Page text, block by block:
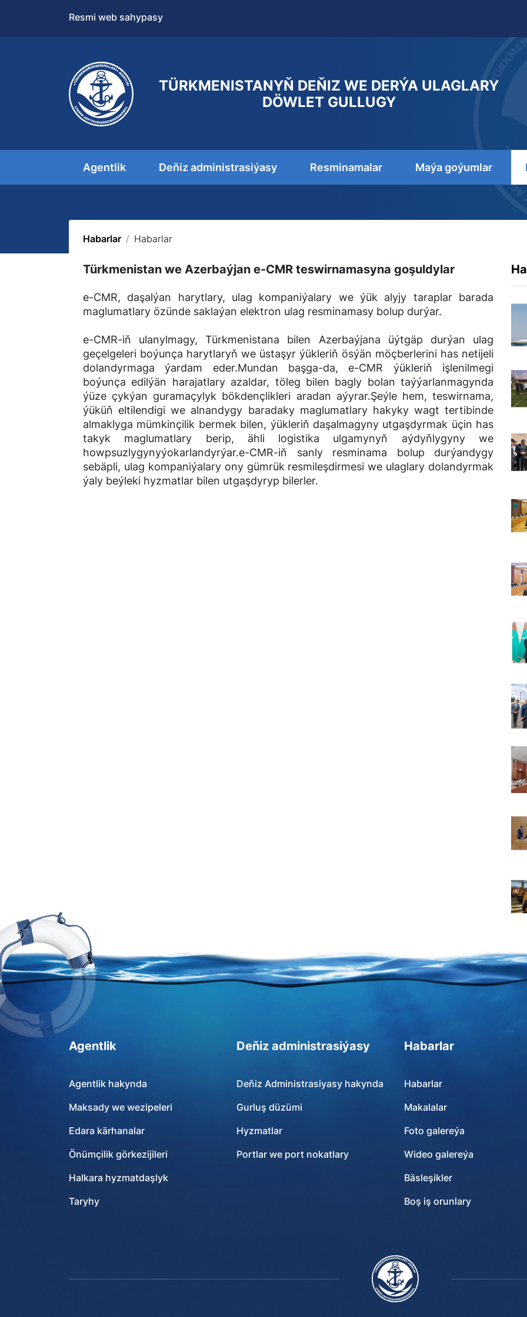
Resmi web sahypasy
TÜRKMENISTANYŇ DEŇIZ WE DERÝA ULAGLARY
DÖWLET GULLUGY
Agentlik Deňiz administrasiýasy Resminamalar Maýa goýumlar
Habarlar Habarlar
Türkmenistan we Azerbaýjan e-CMR teswirnamasyna goşuldylar
e-CMR, daşalýan harytlary, ulag kompaniýalary we ýük alyjy taraplar barada
maglumatlary özünde saklaýan elektron ulag resminamasy bolup durýar.
e-CMR-iň ulanylmagy, Türkmenistana bilen Azerbaýjana üýtgäp durýan ulag
geçelgeleri boýunça harytlaryň we üstaşyr ýükleriň ösýän möçberlerini has netijeli
dolandyrmaga ýardam eder.Mundan başga-da, e-CMR ýükleriň işlenilmegi
boýunça edilýän harajatlary azaldar, töleg bilen bagly bolan taýýarlanmagynda
ýüze çykýan guramaçylyk bökdençlikleri aradan aýyrar.Şeýle hem, teswirnama,
ýüküň eltilendigi we alnandygy baradaky maglumatlary hakyky wagt tertibinde
almaklyga mümkinçilik bermek bilen, ýükleriň daşalmagyny utgaşdyrmak üçin has
takyk maglumatlary berip, ähli logistika ulgamynyň aýdyňlygyny we
howpsuzlygynyýokarlandyrýar.e-CMR-iň sanly resminama bolup durýandygy
sebäpli, ulag kompaniýalary ony gümrük resmileşdirmesi we ulaglary dolandyrmak
ýaly beýleki hyzmatlar bilen utgaşdyryp bilerler.
Agentlik
Agentlik hakynda
Maksady we wezipeleri
Edara kärhanalar
Önümçilik görkezijileri
Halkara hyzmatdaşlyk
Taryhy
Deňiz administrasiýasy
Deňiz Administrasiyasy hakynda
Gurluş düzümi
Hyzmatlar
Portlar we port nokatlary
Habarlar
Habarlar
Makalalar
Foto galereýa
Wideo galereýa
Bäsleşikler
Boş iş orunlary